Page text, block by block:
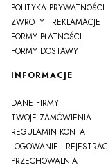
POLITYKA PRYWATNOŚCI
ZWROTY I REKLAMACJE
FORMY PŁATNOŚCI
FORMY DOSTAWY
INFORMACJE
DANE FIRMY
TWOJE ZAMÓWIENIA
REGULAMIN KONTA
LOGOWANIE I
PRZECHOWALNIA